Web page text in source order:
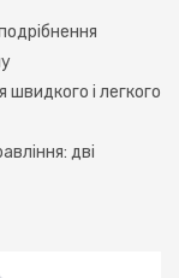
швидкого і легкого
дві